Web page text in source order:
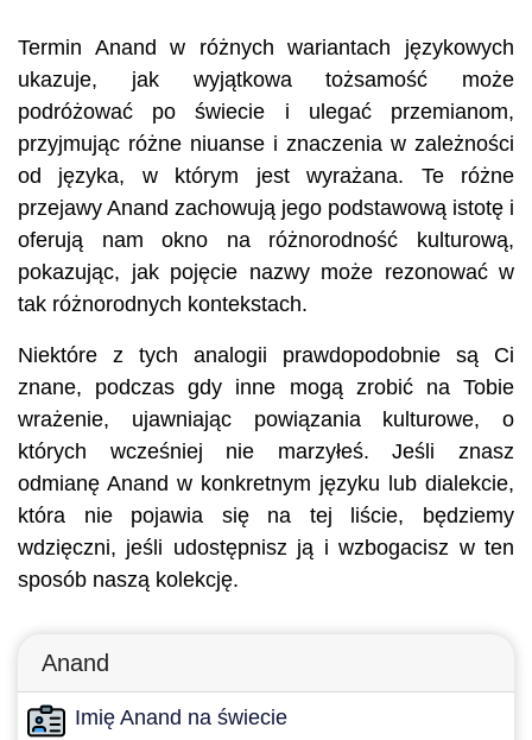
Termin Anand w różnych wariantach językowych
ukazuje, jak wyjątkowa tożsamość może
podróżować po świecie i ulegać przemianom,
przyjmując różne niuanse i znaczenia w zależności
od języka, w którym jest wyrażana. Te różne
przejawy Anand zachowują jego podstawową istotę i
oferują nam okno na różnorodność kulturową,
pokazując, jak pojęcie nazwy może rezonować w
tak różnorodnych kontekstach.
Niektóre z tych analogii prawdopodobnie są Ci
znane, podczas gdy inne mogą zrobić na Tobie
wrażenie, ujawniając powiązania kulturowe, o
których wcześniej nie marzyłeś. Jeśli znasz
odmianę Anand w konkretnym języku lub dialekcie,
która nie pojawia się na tej liście, będziemy
wdzięczni, jeśli udostępnisz ją i wzbogacisz w ten
sposób naszą kolekcję.
Anand
Imię Anand na świecie